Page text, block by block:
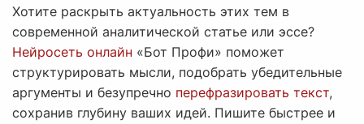
Хотите раскрыть актуальность этих тем в
современной аналитической статье или эссе?
Нейросеть онлайн «Бот Профи» поможет
структурировать мысли, подобрать убедительные
аргументы и безупречно перефразировать текст,
сохранив глубину ваших идей. Пишите быстрее и